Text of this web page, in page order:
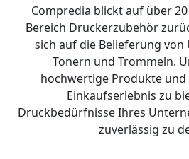
Compredia blickt auf über
Bereich Druckerzubehör
sich auf die Belieferung
Tonern und Trommeln.
hochwertige Produkte und
Einkaufserlebnis zu
Druckbedürfnisse Ihres
zuverlässig zu